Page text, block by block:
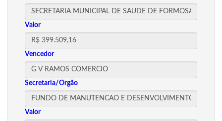
Valor
Vencedor
Secretaria/Orgão
Valor